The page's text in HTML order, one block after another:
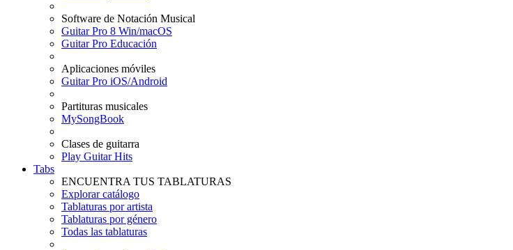
Software de Notación Musical
Guitar Pro 8 Win/macOS
Guitar Pro Educación
Aplicaciones móviles
Guitar Pro iOS/Android
Partituras musicales
MySongBook
Clases de guitarra
Play Guitar Hits
Tabs
ENCUENTRA TUS TABLATURAS
Explorar catálogo
Tablaturas por artista
Tablaturas por género
Todas las tablaturas